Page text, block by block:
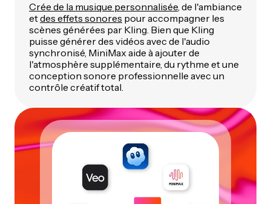
Crée de la musique personnalisée, de l'ambiance
etdes effets sonores pour accompagner les
scènes générées par Kling. Bien que Kling
puisse générer des vidéos avec de l'audio
synchronisé, MiniMax aide à ajouter de
l'atmosphère supplémentaire, du rythme et une
conception sonore professionnelle avec un
contrôle créatif total.